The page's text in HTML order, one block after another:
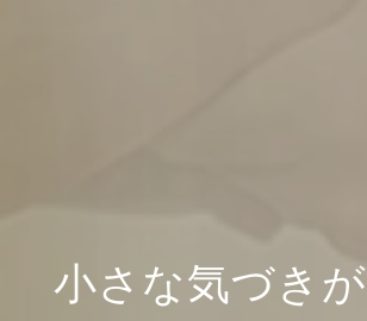
小さな気づきが